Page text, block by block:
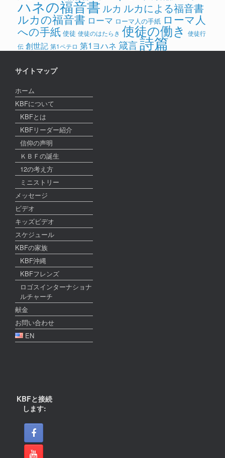
ハネの福音書 ルカ ルカによる福音書
ルカの福音書 ローマ ローマ人の手紙 ローマ人
への手紙 使徒 使徒のはたらき 使徒の働き 使徒行
伝 創世記 第1ペテロ 第1ヨハネ 箴言詩篇
サイトマップ
ホーム
KBFについて
KBFとは
KBFリーダー紹介
信仰の声明
ＫＢＦの誕生
12の考え方
ミニストリー
メッセージ
ビデオ
キッズビデオ
スケジュール
KBFの家族
KBF沖縄
KBFフレンズ
ロゴスインターナショナ
ルチャーチ
献金
お問い合わせ
EN
KBFと接続
します: